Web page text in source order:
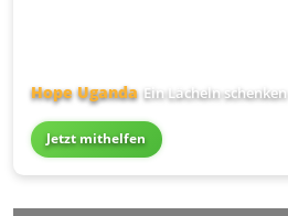
Hope Uganda Ein Lächeln schenken
Jetzt mithelfen